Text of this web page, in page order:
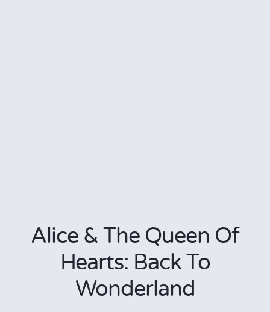
Alice & The Queen Of
Hearts: Back To
Wonderland